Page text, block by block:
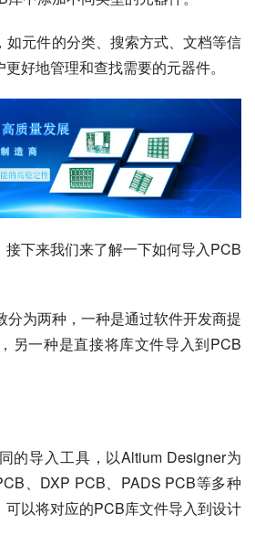
如元件的分类、搜索方式、文档等信
好地管理和查找需要的元器件。
下来我们来了解一下如何导入PCB
分为两种，一种是通过软件开发商提
另一种是直接将库文件导入到PCB
的导入工具，以Altium Designer为
、DXP PCB、PADS PCB等多种
以将对应的PCB库文件导入到设计